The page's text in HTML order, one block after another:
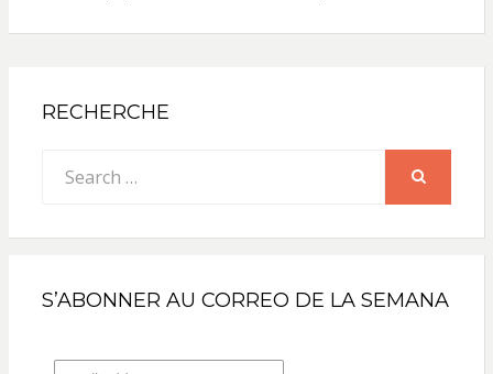
RECHERCHE
for:
S’ABONNER AU CORREO DE LA SEMANA